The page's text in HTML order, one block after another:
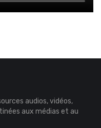
audios, vidéos,
aux médias et au